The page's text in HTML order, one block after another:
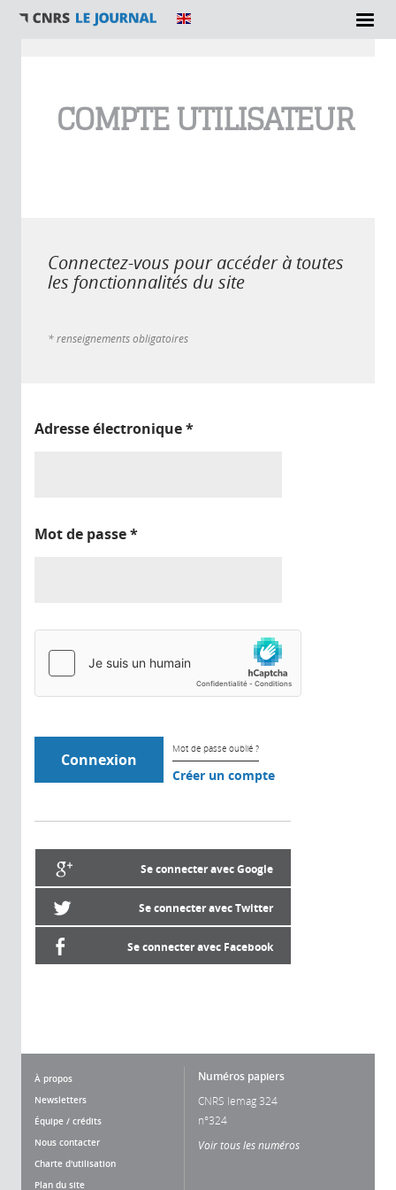
COMPTE UTILISATEUR
Connectez-vous pour accéder à toutes
les fonctionnalités du site
* renseignements obligatoires
Adresse électronique*
Mot de passe*
Mot de passe oublié ?
Créer un compte
Se connecter avec Google
Se connecter avec Twitter
Se connecter avec Facebook
À propos
Newsletters
Équipe / crédits
Nous contacter
Charte d'utilisation
Plan du site
Numéros papiers
CNRS lemag 324
n°324
Voir tous les numéros